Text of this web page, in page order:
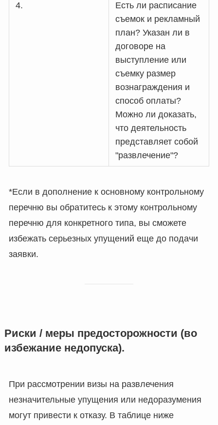
4.
Есть ли расписание
съемок и рекламный
план? Указан ли в
договоре на
выступление или
съемку размер
вознаграждения и
способ оплаты?
Можно ли доказать,
что деятельность
представляет собой
"развлечение"?
*Если в дополнение к основному контрольному
перечню вы обратитесь к этому контрольному
перечню для конкретного типа, вы сможете
избежать серьезных упущений еще до подачи
заявки.
Риски / меры предосторожности (во
избежание недопуска).
При рассмотрении визы на развлечения
незначительные упущения или недоразумения
могут привести к отказу. В таблице ниже